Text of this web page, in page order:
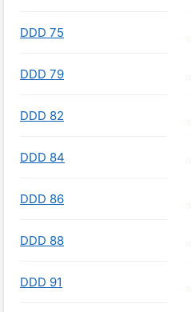
DDD 75
DDD 79
DDD 82
DDD 84
DDD 86
DDD 88
DDD 91